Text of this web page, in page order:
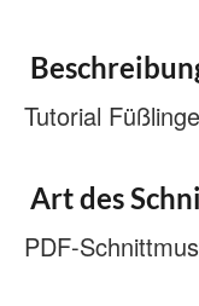
Tutorial Füßlinge
Art des
PDF-